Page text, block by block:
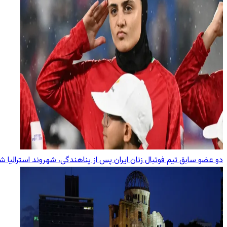
دو عضو سابق تیم فوتبال زنان ایران پس از پناهندگی، شهروند استرالیا